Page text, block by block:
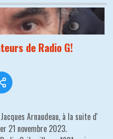
de Radio G!
Arnaudeau, à la suite d'
21 novembre 2023.